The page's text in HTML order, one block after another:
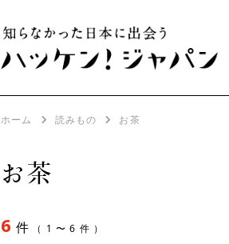
ホーム 読みもの お茶
お茶
6 件 （ 1 〜 6 件 ）